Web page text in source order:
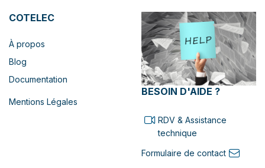
COTELEC
À propos
Blog
Documentation
Mentions Légales
BESOIN D'AIDE ?
RDV & Assistance
technique
Formulaire de contact